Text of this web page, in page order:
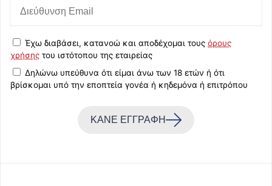
Έχω διαβάσει, κατανοώ και αποδέχομαι τους όρους
χρήσης του ιστότοπου της εταιρείας
Δηλώνω υπεύθυνα ότι είμαι άνω των 18 ετών ή ότι
βρίσκομαι υπό την εποπτεία γονέα ή κηδεμόνα ή επιτρόπου
ΚΑΝΕ ΕΓΓΡΑΦΗ